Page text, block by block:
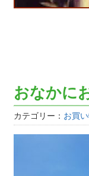
おなかに
カテゴリー： お買